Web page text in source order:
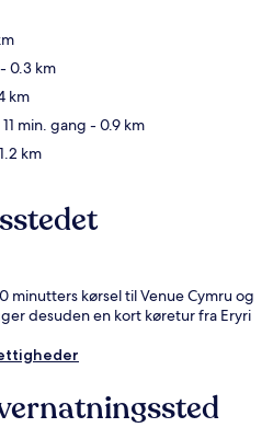
- 0.3 km
km
min. gang - 0.9 km
km
minutters kørsel til Venue Cymru og
desuden en kort køretur fra Eryri